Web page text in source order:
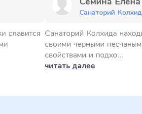
славится
Санаторий
Санаторий Колхида
своими черными
свойствами и подхо...
читать далее